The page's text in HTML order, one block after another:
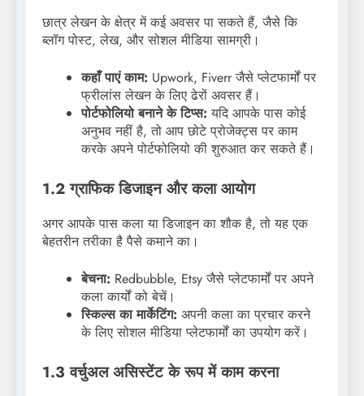
छात्र लेखन के क्षेत्र में कई अवसर पा सकते हैं, जैसे कि
ब्लॉग पोस्ट, लेख, और सोशल मीडिया सामग्री।
कहाँ पाएं काम: Upwork, Fiverr जैसे प्लेटफार्मों पर
फ्रीलांस लेखन के लिए ढेरों अवसर हैं।
पोर्टफोलियो बनाने के टिप्स: यदि आपके पास कोई
अनुभव नहीं है, तो आप छोटे प्रोजेक्ट्स पर काम
करके अपने पोर्टफोलियो की शुरुआत कर सकते हैं।
1.2 ग्राफिक डिजाइन और कला आयोग
अगर आपके पास कला या डिजाइन का शौक है, तो यह एक
बेहतरीन तरीका है पैसे कमाने का।
बेचना: Redbubble, Etsy जैसे प्लेटफार्मों पर अपने
कला कार्यों को बेचें।
स्किल्स का मार्केटिंग: अपनी कला का प्रचार करने
के लिए सोशल मीडिया प्लेटफार्मों का उपयोग करें।
1.3 वर्चुअल असिस्टेंट के रूप में काम करना